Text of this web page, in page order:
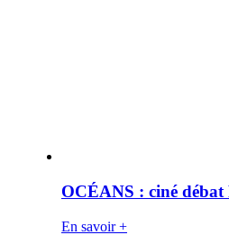
OCÉANS : ciné débat
En savoir +